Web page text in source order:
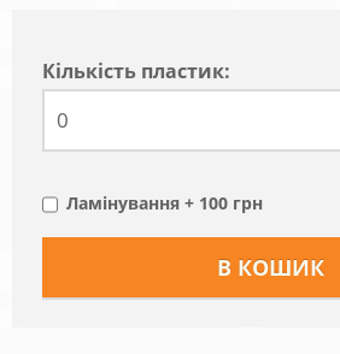
Кiлькiсть пластик:
Ламінування + 100 грн